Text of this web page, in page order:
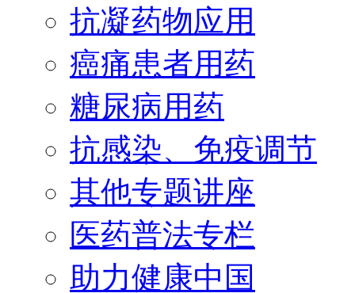
抗凝药物应用
癌痛患者用药
糖尿病用药
抗感染、免疫调节
其他专题讲座
医药普法专栏
助力健康中国